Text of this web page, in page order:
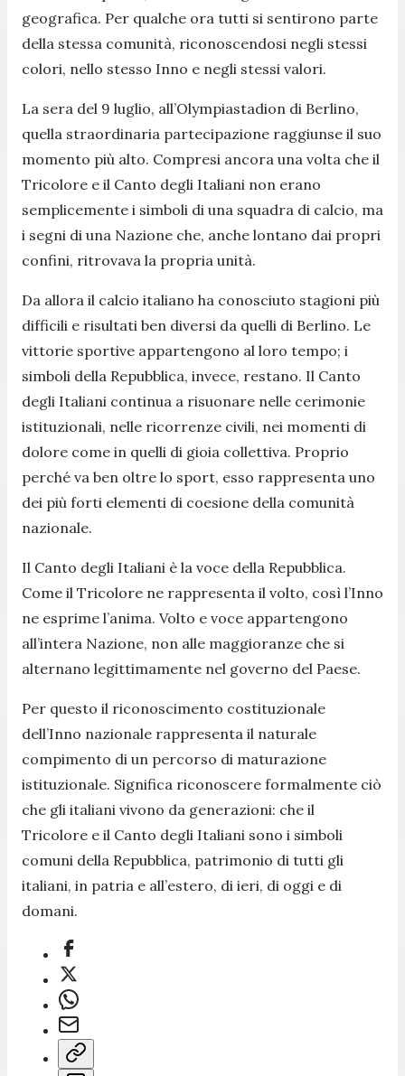
geografica. Per qualche ora tutti si sentirono parte
della stessa comunità, riconoscendosi negli stessi
colori, nello stesso Inno e negli stessi valori.
La sera del 9 luglio, all’Olympiastadion di Berlino,
quella straordinaria partecipazione raggiunse il suo
momento più alto. Compresi ancora una volta che il
Tricolore e il Canto degli Italiani non erano
semplicemente i simboli di una squadra di calcio, ma
i segni di una Nazione che, anche lontano dai propri
confini, ritrovava la propria unità.
Da allora il calcio italiano ha conosciuto stagioni più
difficili e risultati ben diversi da quelli di Berlino. Le
vittorie sportive appartengono al loro tempo; i
simboli della Repubblica, invece, restano. Il Canto
degli Italiani continua a risuonare nelle cerimonie
istituzionali, nelle ricorrenze civili, nei momenti di
dolore come in quelli di gioia collettiva. Proprio
perché va ben oltre lo sport, esso rappresenta uno
dei più forti elementi di coesione della comunità
nazionale.
Il Canto degli Italiani è la voce della Repubblica.
Come il Tricolore ne rappresenta il volto, così l’Inno
ne esprime l’anima. Volto e voce appartengono
all’intera Nazione, non alle maggioranze che si
alternano legittimamente nel governo del Paese.
Per questo il riconoscimento costituzionale
dell’Inno nazionale rappresenta il naturale
compimento di un percorso di maturazione
istituzionale. Significa riconoscere formalmente ciò
che gli italiani vivono da generazioni: che il
Tricolore e il Canto degli Italiani sono i simboli
comuni della Repubblica, patrimonio di tutti gli
italiani, in patria e all’estero, di ieri, di oggi e di
domani.